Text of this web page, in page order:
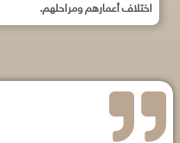
اختلاف أعمارهم ومراحلهم.